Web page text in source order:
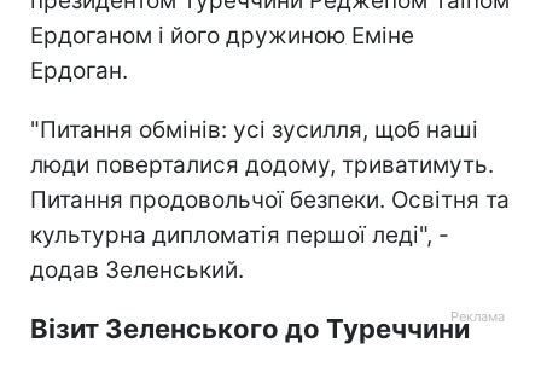
Ердоганом і його дружиною Еміне
Ердоган.
"Питання обмінів: усі зусилля, щоб наші
люди поверталися додому, триватимуть.
Питання продовольчої безпеки. Освітня та
культурна дипломатія першої леді", -
додав Зеленський.
Візит Зеленського до Туреччини